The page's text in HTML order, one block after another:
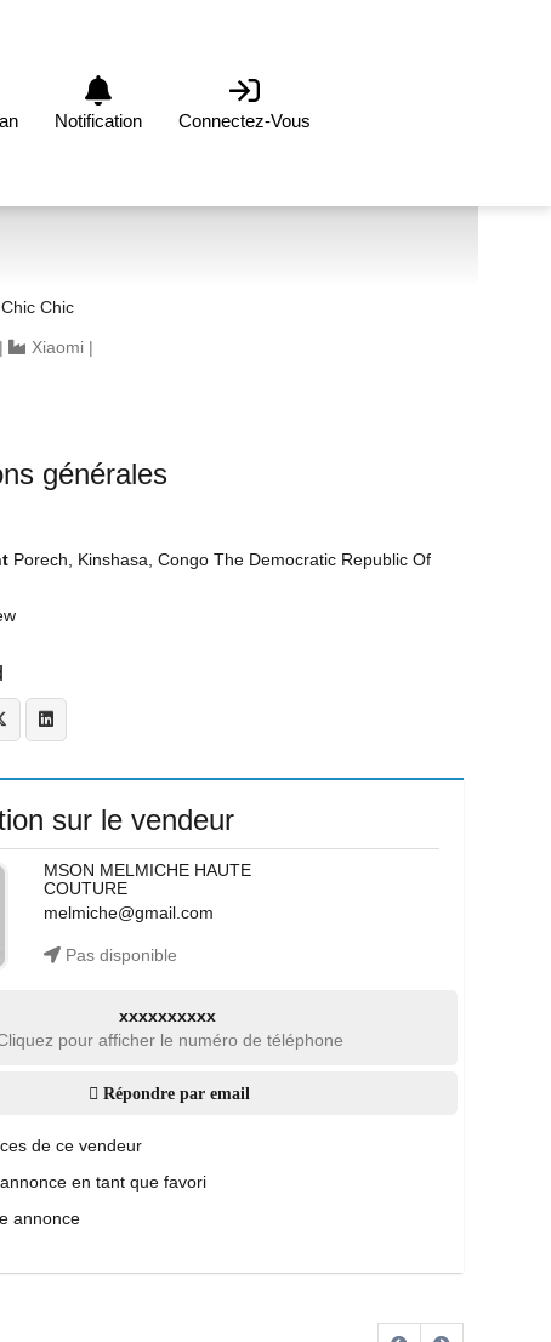
Notification Connectez-Vous
Robe Classique Chic Chic
| Xiaomi |
générales
Porech, Kinshasa, Congo The Democratic Republic Of
sur le vendeur
MSON MELMICHE HAUTE
COUTURE
melmiche@gmail.com
Pas disponible
xxxxxxxxxx
pour afficher le numéro de téléphone
Répondre par email
de ce vendeur
en tant que favori
annonce